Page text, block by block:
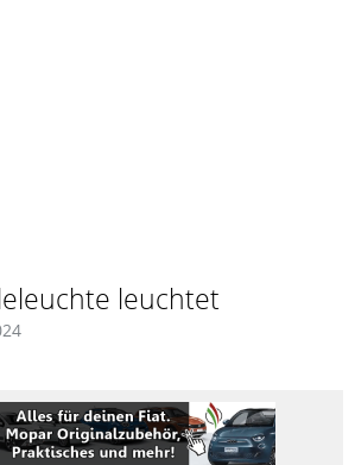
leuchtet